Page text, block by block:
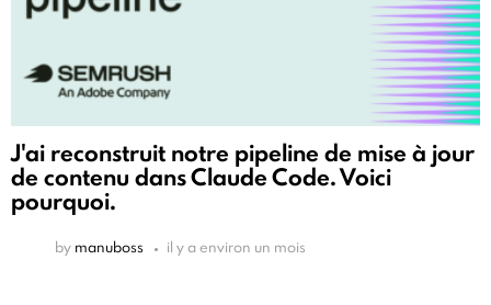
J'ai reconstruit notre pipeline de mise à jour
de contenu dans Claude Code. Voici
pourquoi.
by manuboss il y a environ un mois